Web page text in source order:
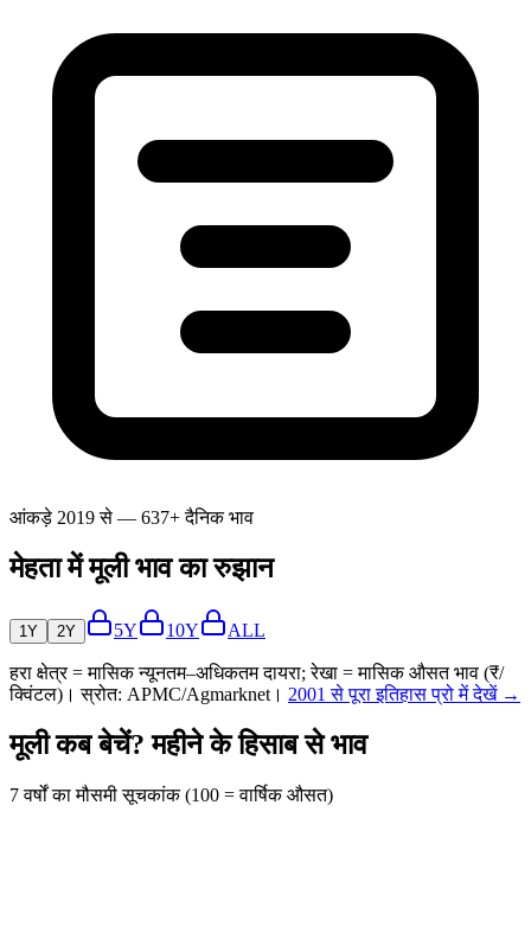
आंकड़े 2019 से — 637+ दैनिक भाव
मेहता में मूली भाव का रुझान
1Y 2Y 5Y 10Y ALL
हरा क्षेत्र = मासिक न्यूनतम–अधिकतम दायरा; रेखा = मासिक औसत भाव (₹/
क्विंटल)। स्रोत: APMC/Agmarknet। 2001 से पूरा इतिहास प्रो में देखें →
मूली कब बेचें? महीने के हिसाब से भाव
7 वर्षों का मौसमी सूचकांक (100 = वार्षिक औसत)